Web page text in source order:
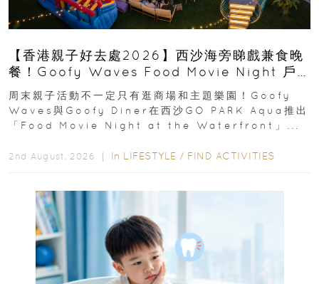
【香港親子好去處2026】西沙海旁睇戲兼食晚
餐！Goofy Waves Food Movie Night 戶
外影院逢週末登場
周末親子活動不一定只有逛商場和主題樂園！Goofy
Waves與Goofy Diner在西沙GO PARK Aqua推出
「Food Movie Night at the Waterfront」...
2nd August, 2026 ｜ In LIFESTYLE / FIND ACTIVITIES